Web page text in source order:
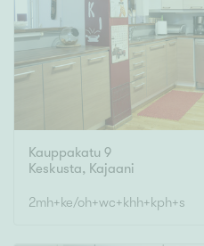
Uudiskohteet
Vain uudiskohteet
Arvokohteet
Vain arvokohteet
Kauppakatu 9
Keskusta, Kajaani
2mh+ke/oh+wc+khh+kph+s